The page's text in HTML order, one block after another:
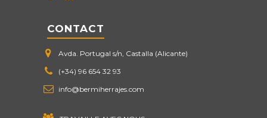
CONTACT
Avda. Portugal s/n, Castalla (Alicante)
(+34) 96 654 32 93
info@bermiherrajes.com